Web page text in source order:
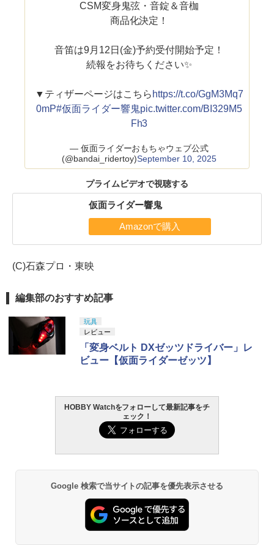
CSM変身鬼弦・音錠＆音枷
商品化決定！
音笛は9月12日(金)予約受付開始予定！
続報をお待ちください✨
▼ティザーページはこちら https://t.co/GgM3Mq7
0mP#仮面ライダー響鬼pic.twitter.com/BI329M5
Fh3
— 仮面ライダーおもちゃウェブ公式
(@bandai_ridertoy)September 10, 2025
プライムビデオで視聴する
仮面ライダー響鬼
(C)石森プロ・東映
編集部のおすすめ記事
玩具
レビュー
「変身ベルト DXゼッツドライバー」レ
ビュー【仮面ライダーゼッツ】
HOBBY Watchをフォローして最新記事をチ
ェック！
Google 検索で当サイトの記事を優先表示させる